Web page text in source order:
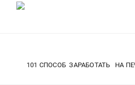
101 СПОСОБ ЗАРАБОТАТЬ НА